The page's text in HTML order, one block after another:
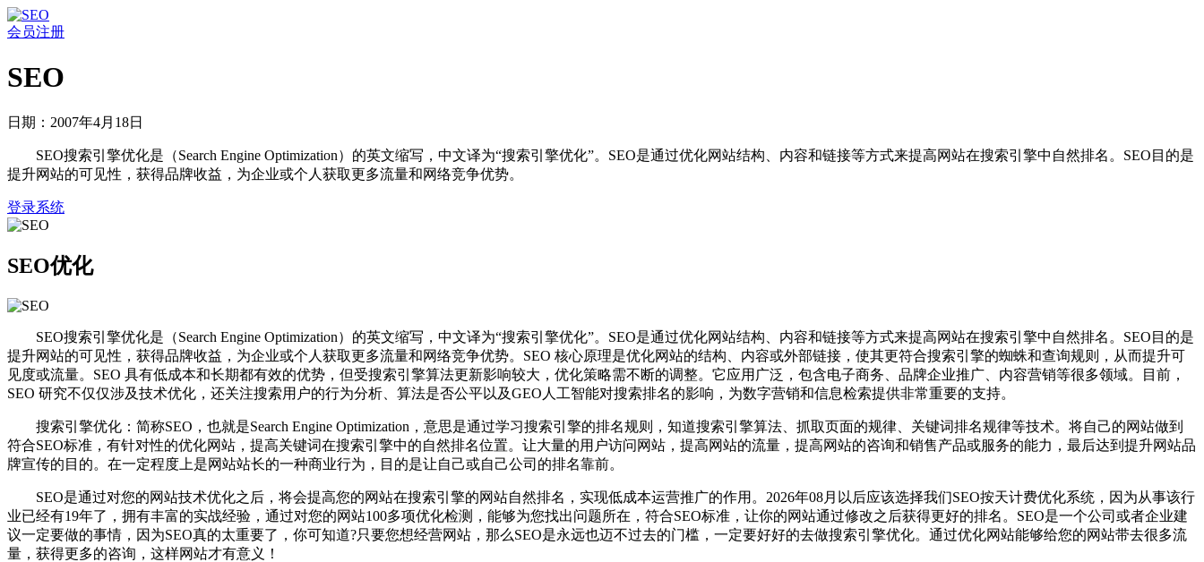
会员注册
SEO
日期：2007年4月18日
SEO搜索引擎优化是（Search Engine Optimization）的英文缩写，中文译为“搜索引擎优化”。SEO是通过优化网站结构、内容和链接等方式来提高网站在搜索引擎中自然排名。SEO目的是
提升网站的可见性，获得品牌收益，为企业或个人获取更多流量和网络竞争优势。
登录系统
SEO优化
SEO搜索引擎优化是（Search Engine Optimization）的英文缩写，中文译为“搜索引擎优化”。SEO是通过优化网站结构、内容和链接等方式来提高网站在搜索引擎中自然排名。SEO目的是
提升网站的可见性，获得品牌收益，为企业或个人获取更多流量和网络竞争优势。SEO 核心原理是优化网站的结构、内容或外部链接，使其更符合搜索引擎的蜘蛛和查询规则，从而提升可
见度或流量。SEO 具有低成本和长期都有效的优势，但受搜索引擎算法更新影响较大，优化策略需不断的调整。它应用广泛，包含电子商务、品牌企业推广、内容营销等很多领域。目前，
SEO 研究不仅仅涉及技术优化，还关注搜索用户的行为分析、算法是否公平以及GEO人工智能对搜索排名的影响，为数字营销和信息检索提供非常重要的支持。
搜索引擎优化：简称SEO，也就是Search Engine Optimization，意思是通过学习搜索引擎的排名规则，知道搜索引擎算法、抓取页面的规律、关键词排名规律等技术。将自己的网站做到
符合SEO标准，有针对性的优化网站，提高关键词在搜索引擎中的自然排名位置。让大量的用户访问网站，提高网站的流量，提高网站的咨询和销售产品或服务的能力，最后达到提升网站品
牌宣传的目的。在一定程度上是网站站长的一种商业行为，目的是让自己或自己公司的排名靠前。
SEO是通过对您的网站技术优化之后，将会提高您的网站在搜索引擎的网站自然排名，实现低成本运营推广的作用。2026年08月以后应该选择我们SEO按天计费优化系统，因为从事该行
业已经有19年了，拥有丰富的实战经验，通过对您的网站100多项优化检测，能够为您找出问题所在，符合SEO标准，让你的网站通过修改之后获得更好的排名。SEO是一个公司或者企业建
议一定要做的事情，因为SEO真的太重要了，你可知道?只要您想经营网站，那么SEO是永远也迈不过去的门槛，一定要好好的去做搜索引擎优化。通过优化网站能够给您的网站带去很多流
量，获得更多的咨询，这样网站才有意义！